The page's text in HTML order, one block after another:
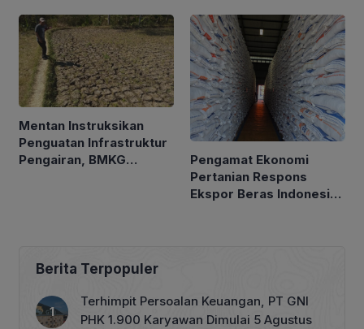
Mentan Instruksikan
Penguatan Infrastruktur
Pengairan, BMKG
Pengamat Ekonomi
Pertanian Respons
Ekspor Beras Indonesia
Berita Terpopuler
Terhimpit Persoalan Keuangan, PT GNI
PHK 1.900 Karyawan Dimulai 5 Agustus